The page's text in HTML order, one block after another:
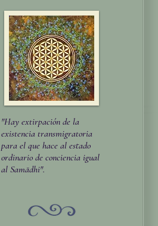
"Hay extirpación de la
existencia transmigratoria
para el que hace al estado
ordinario de conciencia igual
al Samādhi".